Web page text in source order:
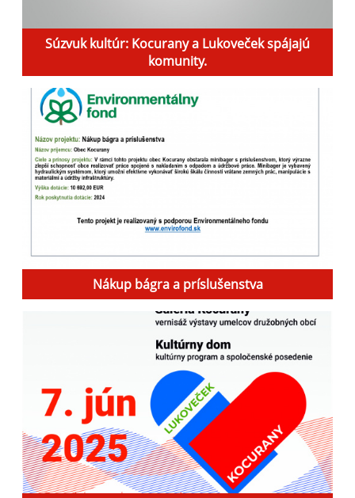
Súzvuk kultúr: Kocurany a Lukoveček spájajú
komunity.
Nákup bágra a príslušenstva